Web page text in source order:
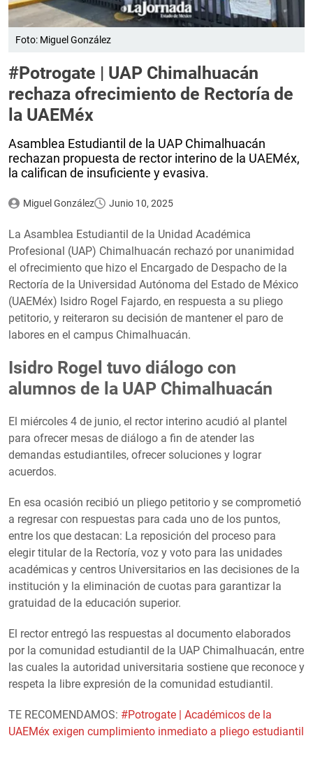
Foto: Miguel González
#Potrogate | UAP Chimalhuacán
rechaza ofrecimiento de Rectoría de
la UAEMéx
Asamblea Estudiantil de la UAP Chimalhuacán
rechazan propuesta de rector interino de la UAEMéx,
la califican de insuficiente y evasiva.
Miguel González Junio 10, 2025
La Asamblea Estudiantil de la Unidad Académica
Profesional (UAP) Chimalhuacán rechazó por unanimidad
el ofrecimiento que hizo el Encargado de Despacho de la
Rectoría de la Universidad Autónoma del Estado de México
(UAEMéx) Isidro Rogel Fajardo, en respuesta a su pliego
petitorio, y reiteraron su decisión de mantener el paro de
labores en el campus Chimalhuacán.
Isidro Rogel tuvo diálogo con
alumnos de la UAP Chimalhuacán
El miércoles 4 de junio, el rector interino acudió al plantel
para ofrecer mesas de diálogo a fin de atender las
demandas estudiantiles, ofrecer soluciones y lograr
acuerdos.
En esa ocasión recibió un pliego petitorio y se comprometió
a regresar con respuestas para cada uno de los puntos,
entre los que destacan: La reposición del proceso para
elegir titular de la Rectoría, voz y voto para las unidades
académicas y centros Universitarios en las decisiones de la
institución y la eliminación de cuotas para garantizar la
gratuidad de la educación superior.
El rector entregó las respuestas al documento elaborados
por la comunidad estudiantil de la UAP Chimalhuacán, entre
las cuales la autoridad universitaria sostiene que reconoce y
respeta la libre expresión de la comunidad estudiantil.
TE RECOMENDAMOS: #Potrogate | Académicos de la
UAEMéx exigen cumplimiento inmediato a pliego estudiantil